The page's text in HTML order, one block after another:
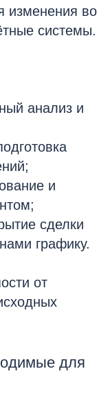
изменения во
системы.
анализ и
и
сделки
графику.
от
для